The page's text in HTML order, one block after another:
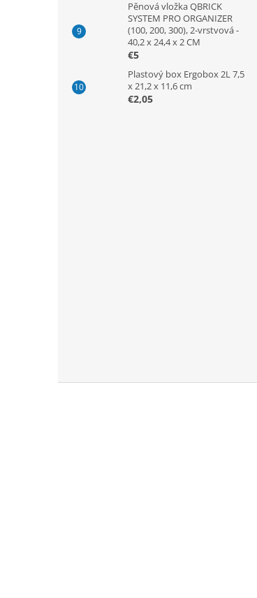
Pěnová vložka QBRICK
SYSTEM PRO ORGANIZER
(100, 200, 300), 2-vrstvová -
40,2 x 24,4 x 2 CM
€5
Plastový box Ergobox 2L 7,5
x 21,2 x 11,6 cm
€2,05